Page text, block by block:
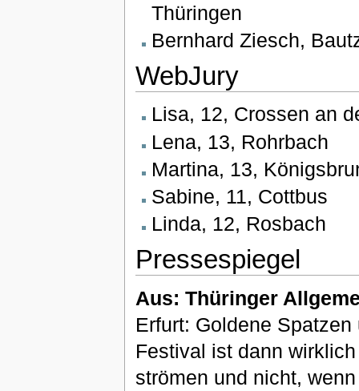
Thüringen
Bernhard Ziesch,
WebJury
Lisa, 12, Crossen an
Lena, 13, Rohrbach
Martina, 13,
Sabine, 11, Cottbus
Linda, 12, Rosbach
Pressespiegel
Aus: Thüringer
Erfurt: Goldene
Festival ist dann
strömen und nicht,